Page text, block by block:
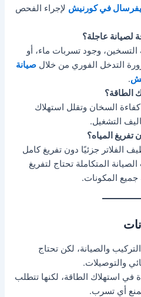
في كورنيش لإجراء الفحص
عاجلة؟
وجود تسربات ماء، أو
التدخل الفوري من خلالصيانة
.
الطاقة؟
السخان وتقلل استهلاك
التشغيل.
المياه؟
الفلاتر جزئيًا دون تفريغ كامل
المتكاملة تحتاج لتفريغ
جميع المكونات.
والصيانة، لكن تحتاج
والتوصيلات.
في استهلاك الطاقة، لكنها تتطلب
أي تسرب.